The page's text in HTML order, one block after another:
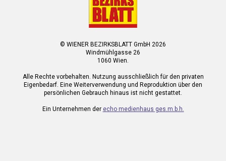
© WIENER BEZIRKSBLATT GmbH 2026
Windmühlgasse 26
1060 Wien.
Alle Rechte vorbehalten. Nutzung ausschließlich für den privaten
Eigenbedarf. Eine Weiterverwendung und Reproduktion über den
persönlichen Gebrauch hinaus ist nicht gestattet.
Ein Unternehmen der echo medienhaus ges.m.b.h.